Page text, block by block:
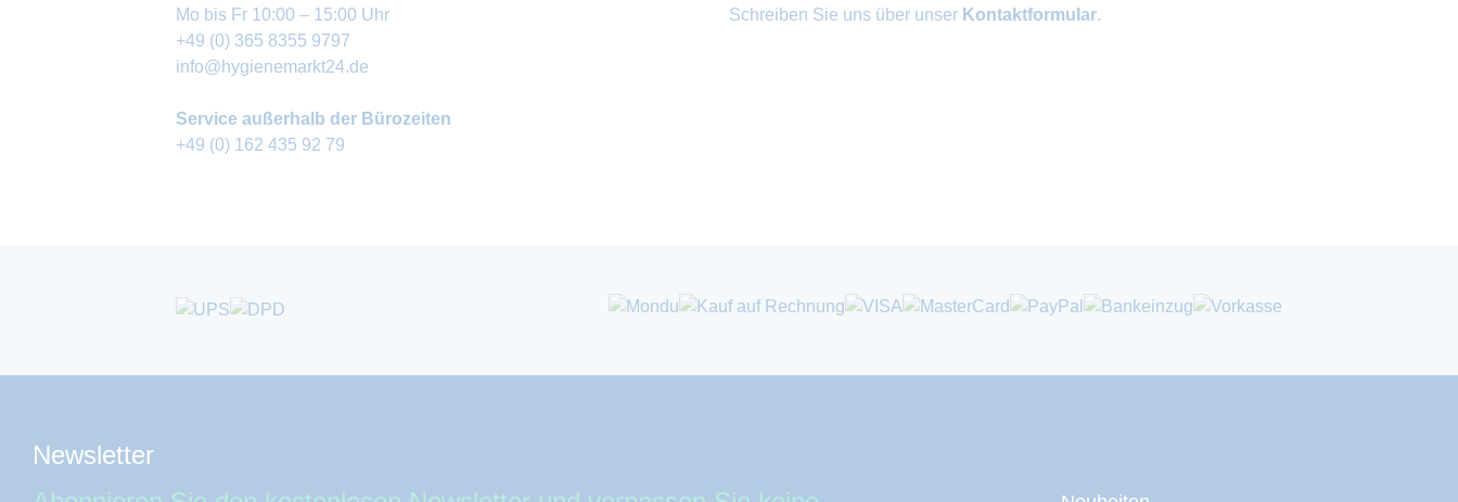
Mo bis Fr 10:00 – 15:00 Uhr
+49 (0) 365 8355 9797
info@hygienemarkt24.de
Service außerhalb der Bürozeiten
+49 (0) 162 435 92 79
Schreiben Sie uns über unser Kontaktformular.
Newsletter